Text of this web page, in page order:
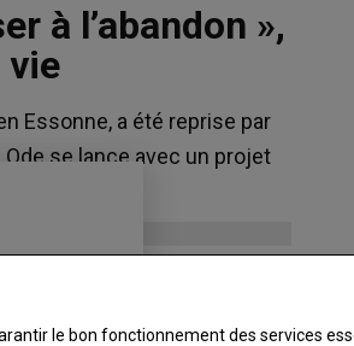
à l’abandon »,
vie
Essonne, a été reprise par
se lance avec un projet
le bon fonctionnement des services